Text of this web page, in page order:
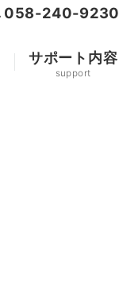
058-240-9230
サポート内容
support